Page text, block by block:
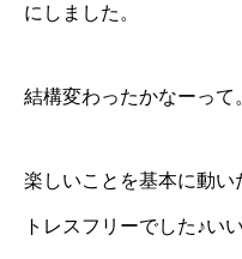
にしました。
結構変わったかなーって
楽しいことを基本に動い
トレスフリーでした♪い